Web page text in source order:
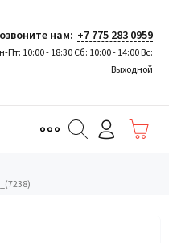
нам: +7 775 283 0959
Пт: 10:00 - 18:30 Сб: 10:00 - 14:00 Вс:
Выходной